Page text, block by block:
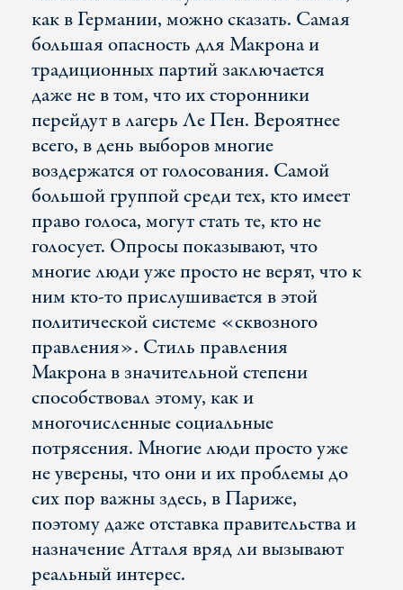
как в Германии, можно сказать. Самая
большая опасность для Макрона и
традиционных партий заключается
даже не в том, что их сторонники
перейдут в лагерь Ле Пен. Вероятнее
всего, в день выборов многие
воздержатся от голосования. Самой
большой группой среди тех, кто имеет
право голоса, могут стать те, кто не
голосует. Опросы показывают, что
многие люди уже просто не верят, что к
ним кто-то прислушивается в этой
политической системе «сквозного
правления». Стиль правления
Макрона в значительной степени
способствовал этому, как и
многочисленные социальные
потрясения. Многие люди просто уже
не уверены, что они и их проблемы до
сих пор важны здесь, в Париже,
поэтому даже отставка правительства и
назначение Атталя вряд ли вызывают
реальный интерес.